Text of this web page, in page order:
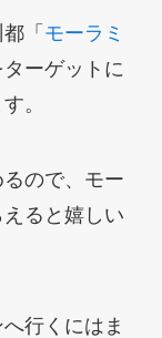
「 モーラミ
ーゲットに
。
ので、モー
ると嬉しい
行くにはま